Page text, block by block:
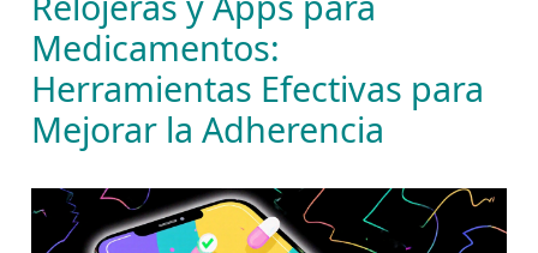
Medicamentos:
Herramientas Efectivas para
Mejorar la Adherencia